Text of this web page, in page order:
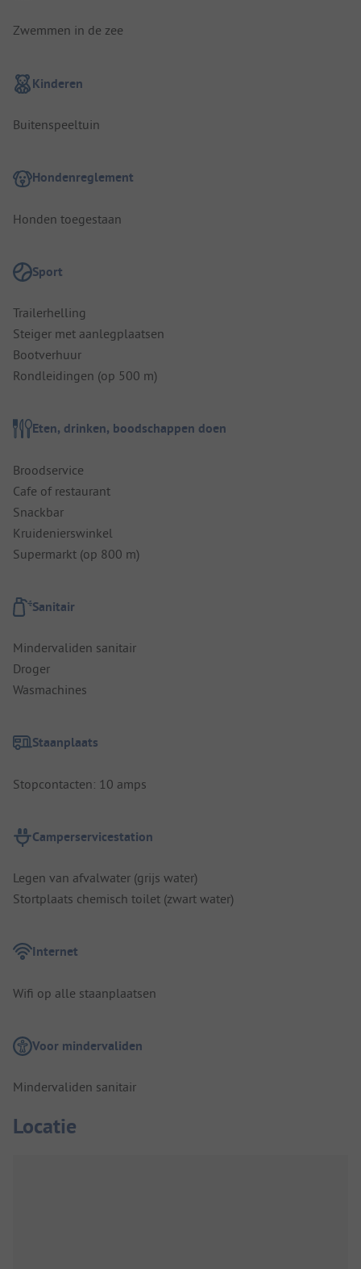
Zwemmen in de zee
Kinderen
Buitenspeeltuin
Hondenreglement
Honden toegestaan
Sport
Trailerhelling
Steiger met aanlegplaatsen
Bootverhuur
Rondleidingen (op 500 m)
Eten, drinken, boodschappen doen
Broodservice
Cafe of restaurant
Snackbar
Kruidenierswinkel
Supermarkt (op 800 m)
Sanitair
Mindervaliden sanitair
Droger
Wasmachines
Staanplaats
Stopcontacten: 10 amps
Camperservicestation
Legen van afvalwater (grijs water)
Stortplaats chemisch toilet (zwart water)
Internet
Wifi op alle staanplaatsen
Voor mindervaliden
Mindervaliden sanitair
Locatie